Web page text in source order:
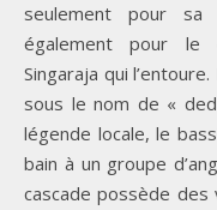
seulement pour sa
également pour le
Singaraja qui
sous le nom de «
légende locale, le
bain à un groupe
cascade possède